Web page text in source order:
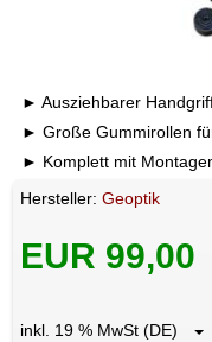
Ausziehbarer
Große Gummirollen
Komplett mit
Hersteller:Geoptik
EUR 99,00
inkl. 19 % MwSt (DE)